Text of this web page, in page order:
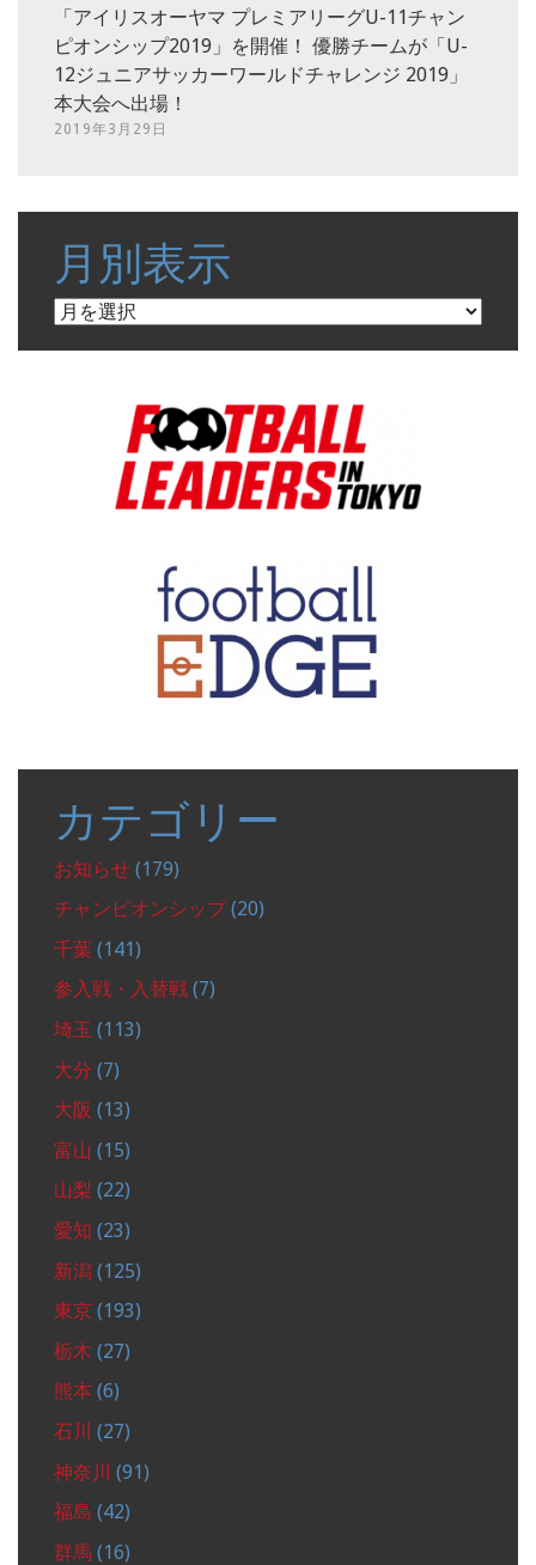
「アイリスオーヤマ プレミアリーグU-11チャン
ピオンシップ2019」を開催！ 優勝チームが「U-
12ジュニアサッカーワールドチャレンジ 2019」
本大会へ出場！
2019年3月29日
月別表示
月
カテゴリー
お知らせ (179)
チャンピオンシップ(20)
千葉 (141)
参入戦・入替戦 (7)
埼玉 (113)
大分 (7)
大阪 (13)
富山 (15)
山梨 (22)
愛知 (23)
新潟 (125)
東京 (193)
栃木 (27)
熊本 (6)
石川 (27)
神奈川 (91)
福島 (42)
群馬 (16)